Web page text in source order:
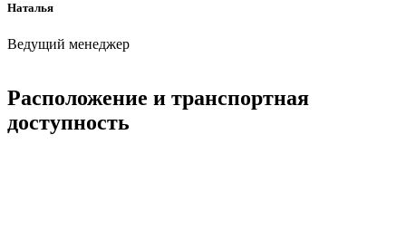
Наталья
Ведущий менеджер
Расположение и транспортная
доступность